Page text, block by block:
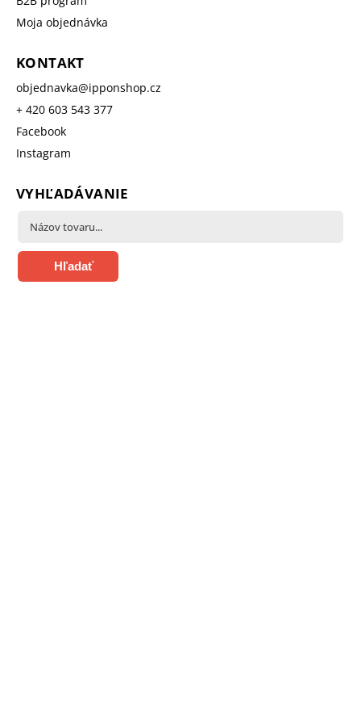
Moja objednávka
KONTAKT
objednavka@ipponshop.cz
+ 420 603 543 377
Facebook
Instagram
VYHĽADÁVANIE
Hľadať